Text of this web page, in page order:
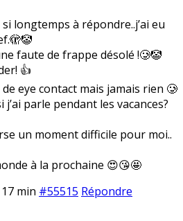
si longtemps à répondre..j’ai eu
faute de frappe désolé !🥲🤡
👍
eye contact mais jamais rien 🥲
j’ai parle pendant les vacances?
un moment difficile pour moi..
à la prochaine 😍😘🤩
min #55515 Répondre